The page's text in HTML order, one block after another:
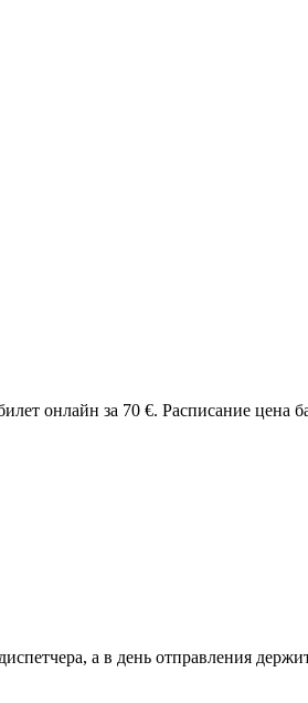
онлайн за 70 €. Расписание
а в день отправления